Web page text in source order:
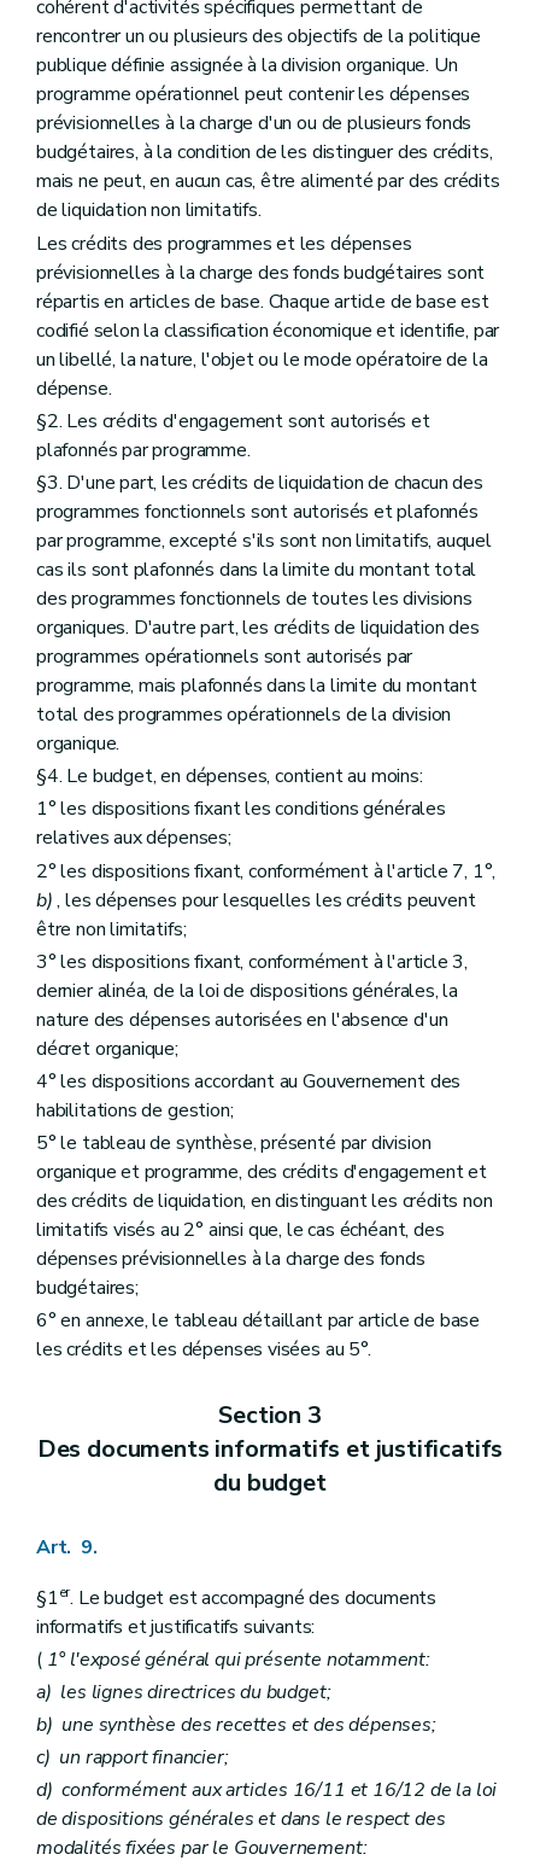
cohérent d'activités spécifiques permettant de
rencontrer un ou plusieurs des objectifs de la politique
publique définie assignée à la division organique. Un
programme opérationnel peut contenir les dépenses
prévisionnelles à la charge d'un ou de plusieurs fonds
budgétaires, à la condition de les distinguer des crédits,
mais ne peut, en aucun cas, être alimenté par des crédits
de liquidation non limitatifs.
Les crédits des programmes et les dépenses
prévisionnelles à la charge des fonds budgétaires sont
répartis en articles de base. Chaque article de base est
codifié selon la classification économique et identifie, par
un libellé, la nature, l'objet ou le mode opératoire de la
dépense.
§2. Les crédits d'engagement sont autorisés et
plafonnés par programme.
§3. D'une part, les crédits de liquidation de chacun des
programmes fonctionnels sont autorisés et plafonnés
par programme, excepté s'ils sont non limitatifs, auquel
cas ils sont plafonnés dans la limite du montant total
des programmes fonctionnels de toutes les divisions
organiques. D'autre part, les crédits de liquidation des
programmes opérationnels sont autorisés par
programme, mais plafonnés dans la limite du montant
total des programmes opérationnels de la division
organique.
§4. Le budget, en dépenses, contient au moins:
1° les dispositions fixant les conditions générales
relatives aux dépenses;
2° les dispositions fixant, conformément à l'article 7, 1°,
b), les dépenses pour lesquelles les crédits peuvent
être non limitatifs;
3° les dispositions fixant, conformément à l'article 3,
dernier alinéa, de la loi de dispositions générales, la
nature des dépenses autorisées en l'absence d'un
décret organique;
4° les dispositions accordant au Gouvernement des
habilitations de gestion;
5° le tableau de synthèse, présenté par division
organique et programme, des crédits d'engagement et
des crédits de liquidation, en distinguant les crédits non
limitatifs visés au 2° ainsi que, le cas échéant, des
dépenses prévisionnelles à la charge des fonds
budgétaires;
6° en annexe, le tableau détaillant par article de base
les crédits et les dépenses visées au 5°.
Section 3
Des documents informatifs et justificatifs
du budget
Art. 9.
§1er. Le budget est accompagné des documents
informatifs et justificatifs suivants:
( 1° l'exposé général qui présente notamment:
a) les lignes directrices du budget;
b) une synthèse des recettes et des dépenses;
c) un rapport financier;
d) conformément aux articles 16/11 et 16/12 de la loi
de dispositions générales et dans le respect des
modalités fixées par le Gouvernement: